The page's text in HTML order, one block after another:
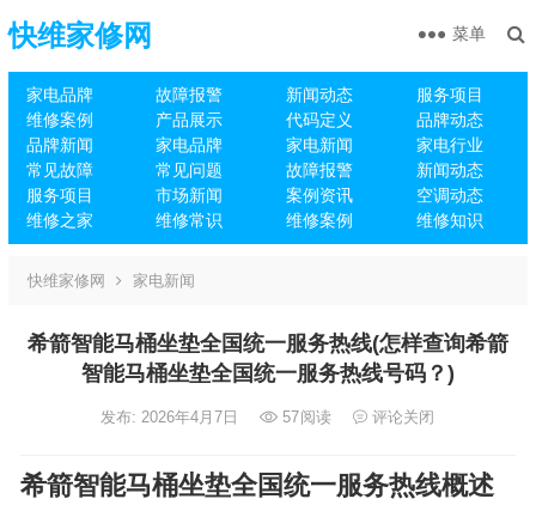
快维家修网
家电品牌 故障报警 新闻动态
服务项目
维修案例
产品展示 代码定义
品牌动态
品牌新闻
家电品牌 家电新闻
家电行业
常见故障
常见问题 故障报警
新闻动态
服务项目
市场新闻 案例资讯
空调动态
维修之家
维修常识 维修案例 维修知识
菜单
快维家修网 家电新闻
希箭智能马桶坐垫全国统一服务热线(怎样查询希箭
智能马桶坐垫全国统一服务热线号码？)
发布: 2026年4月7日 57阅读 评论关闭
希箭智能马桶坐垫全国统一服务热线概述